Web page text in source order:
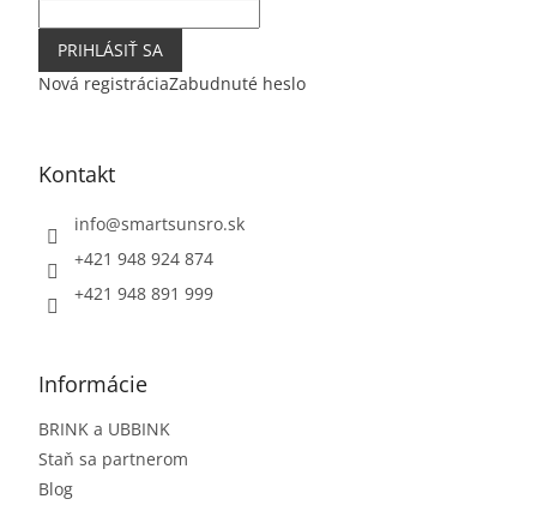
PRIHLÁSIŤ SA
Nová registráciaZabudnuté heslo
Kontakt
info@smartsunsro.sk
+421 948 924 874
+421 948 891 999
Informácie
BRINK a UBBINK
Staň sa partnerom
Blog